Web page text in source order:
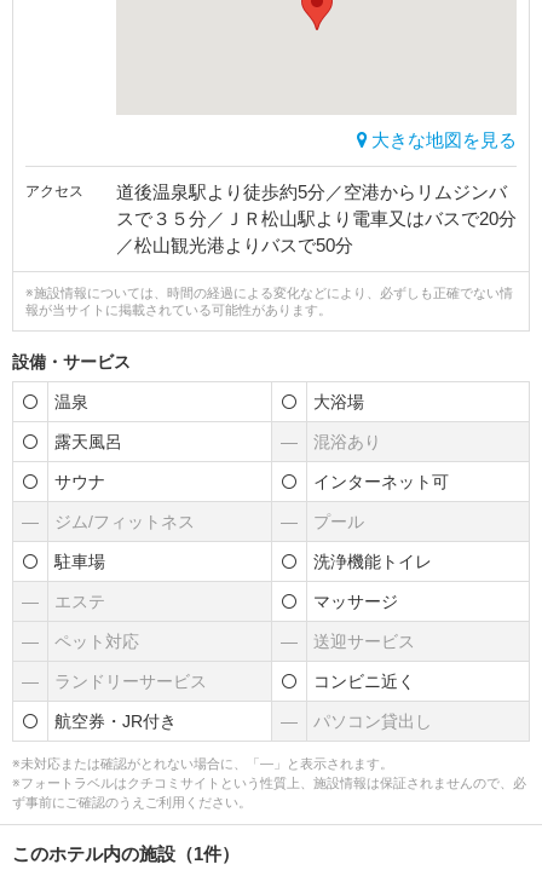
大きな地図を見る
アクセス
道後温泉駅より徒歩約5分／空港からリムジンバ
スで３５分／ＪＲ松山駅より電車又はバスで20分
／松山観光港よりバスで50分
※施設情報については、時間の経過による変化などにより、必ずしも正確でない情
報が当サイトに掲載されている可能性があります。
設備・サービス
温泉 大浴場
露天風呂 ― 混浴あり
サウナ インターネット可
― ジム/フィットネス ― プール
駐車場 洗浄機能トイレ
― エステ マッサージ
― ペット対応 ― 送迎サービス
― ランドリーサービス コンビニ近く
航空券・JR付き ― パソコン貸出し
※未対応または確認がとれない場合に、「―」と表示されます。
※フォートラベルはクチコミサイトという性質上、施設情報は保証されませんので、必
ず事前にご確認のうえご利用ください。
このホテル内の施設（1件）